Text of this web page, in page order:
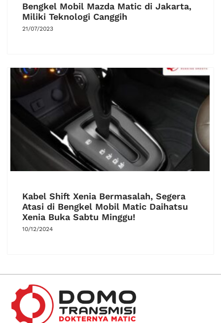
Bengkel Mobil Mazda Matic di Jakarta,
Miliki Teknologi Canggih
21/07/2023
Kabel Shift Xenia Bermasalah, Segera
Atasi di Bengkel Mobil Matic Daihatsu
Xenia Buka Sabtu Minggu!
10/12/2024